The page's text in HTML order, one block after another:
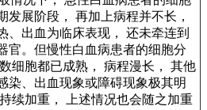
发展阶段， 再加上病程并不长，
、出血为临床表现， 还未牵连到
官。但慢性白血病患者的细胞分
细胞都已成熟， 病程漫长， 其他
染、出血现象或障碍现象极其明
续加重， 上述情况也会随之加重